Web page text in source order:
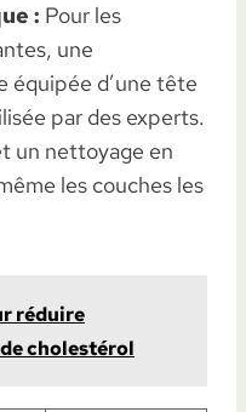
: Pour les
une
équipée d’une tête
par des experts.
un nettoyage en
les couches les
réduire
cholestérol